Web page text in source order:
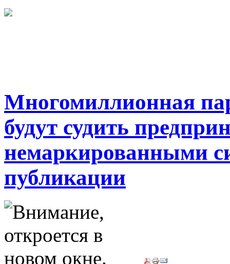
Многомиллионная
будут судить
немаркированными
публикации